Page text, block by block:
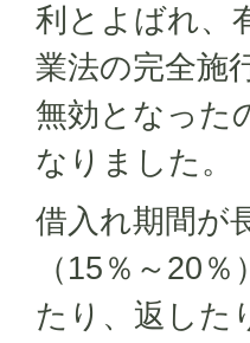
利とよばれ、
業法の完全施
無効となった
なりました。
借入れ期間が
（15％～20
たり、返した